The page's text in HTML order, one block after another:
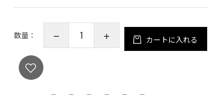
数量： カートに入れる